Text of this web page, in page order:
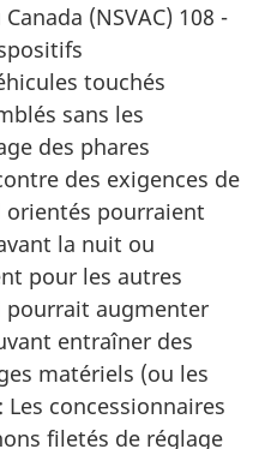
(NSVAC) 108 -
touchés
sans les
des phares
des exigences de
orientés pourraient
la nuit ou
pour les autres
pourrait augmenter
entraîner des
matériels (ou les
concessionnaires
filetés de réglage